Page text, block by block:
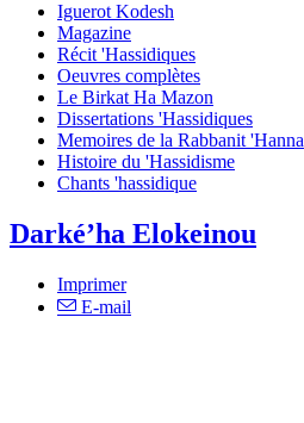
Iguerot Kodesh
Magazine
Récit 'Hassidiques
Oeuvres complètes
Le Birkat Ha Mazon
Dissertations 'Hassidiques
Memoires de la Rabbanit 'Hanna
Histoire du 'Hassidisme
Chants 'hassidique
Darké’ha Elokeinou
Imprimer
E-mail